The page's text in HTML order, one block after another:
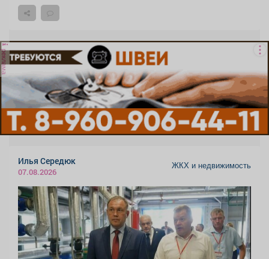
реклама
Илья Середюк
07.08.2026
ЖКХ и недвижимость